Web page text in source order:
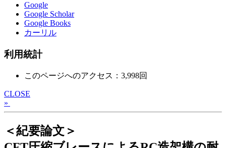
Google
Google Scholar
Google Books
カーリル
利用統計
このページへのアクセス：3,998回
CLOSE
»
＜紀要論文＞